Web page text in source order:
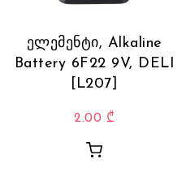
ელემენტი, Alkaline
Battery 6F22 9V, DELI
[L207]
2.00 ₾